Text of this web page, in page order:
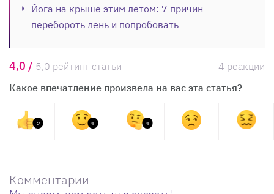
Йога на крыше этим летом: 7 причин
перебороть лень и попробовать
4,0 / 5,0 рейтинг статьи
4 реакции
Какое впечатление произвела на вас эта статья?
2 1 1
Комментарии